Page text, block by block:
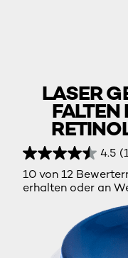
LASER
4.5
10 von 12
erhalten oder an